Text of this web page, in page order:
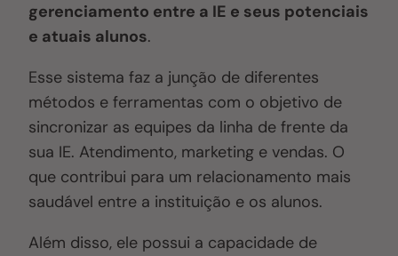
gerenciamento entre a IE e seus potenciais
e atuais alunos.
Esse sistema faz a junção de diferentes
métodos e ferramentas com o objetivo de
sincronizar as equipes da linha de frente da
sua IE. Atendimento, marketing e vendas. O
que contribui para um relacionamento mais
saudável entre a instituição e os alunos.
Além disso, ele possui a capacidade de